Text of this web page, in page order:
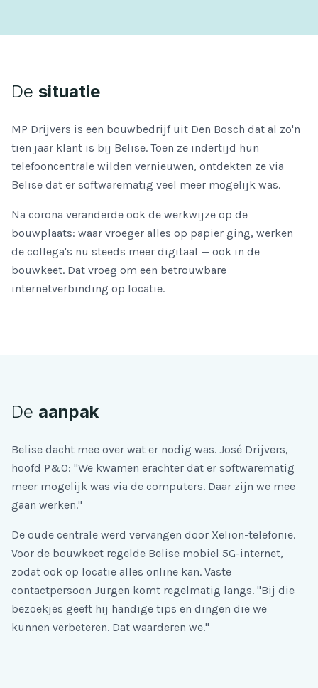
De situatie
MP Drijvers is een bouwbedrijf uit Den Bosch dat al zo'n
tien jaar klant is bij Belise. Toen ze indertijd hun
telefooncentrale wilden vernieuwen, ontdekten ze via
Belise dat er softwarematig veel meer mogelijk was.
Na corona veranderde ook de werkwijze op de
bouwplaats: waar vroeger alles op papier ging, werken
de collega's nu steeds meer digitaal — ook in de
bouwkeet. Dat vroeg om een betrouwbare
internetverbinding op locatie.
De aanpak
Belise dacht mee over wat er nodig was. José Drijvers,
hoofd P&O: "We kwamen erachter dat er softwarematig
meer mogelijk was via de computers. Daar zijn we mee
gaan werken."
De oude centrale werd vervangen door Xelion-telefonie.
Voor de bouwkeet regelde Belise mobiel 5G-internet,
zodat ook op locatie alles online kan. Vaste
contactpersoon Jurgen komt regelmatig langs. "Bij die
bezoekjes geeft hij handige tips en dingen die we
kunnen verbeteren. Dat waarderen we."